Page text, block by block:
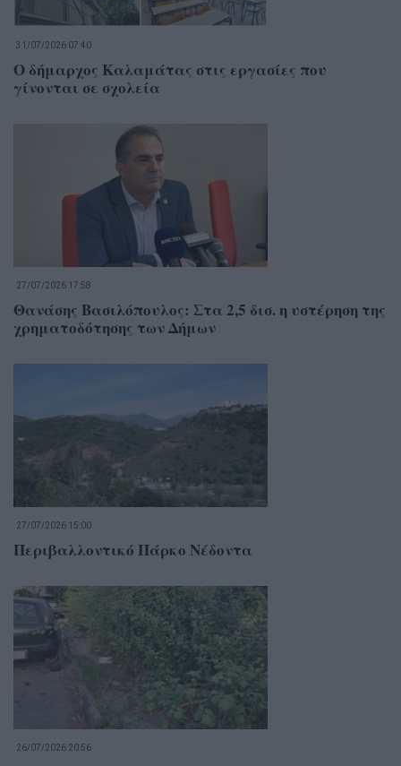
31/07/2026 07:40
Ο δήμαρχος Καλαμάτας στις εργασίες που
γίνονται σε σχολεία
27/07/2026 17:58
Θανάσης Βασιλόπουλος: Στα 2,5 δισ. η υστέρηση της
χρηματοδότησης των Δήμων
27/07/2026 15:00
Περιβαλλοντικό Πάρκο Νέδοντα
26/07/2026 20:56